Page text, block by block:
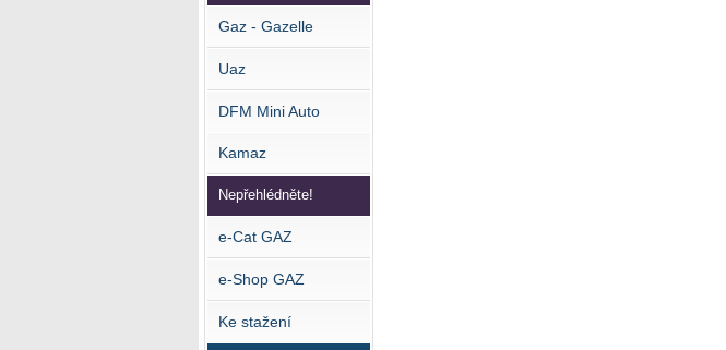
Gaz - Gazelle
Uaz
DFM Mini Auto
Kamaz
Nepřehlédněte!
e-Cat GAZ
e-Shop GAZ
Ke stažení